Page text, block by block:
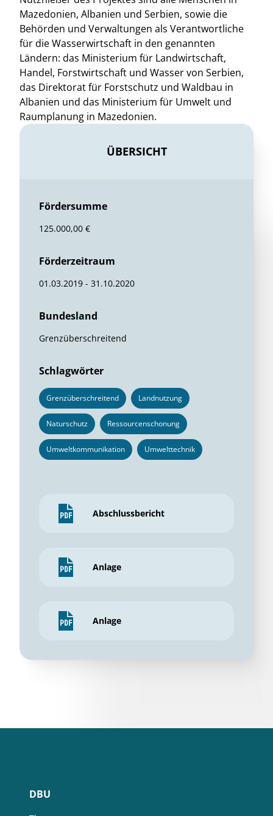
Mazedonien, Albanien und Serbien, sowie die
Behörden und Verwaltungen als Verantwortliche
für die Wasserwirtschaft in den genannten
Ländern: das Ministerium für Landwirtschaft,
Handel, Forstwirtschaft und Wasser von Serbien,
das Direktorat für Forstschutz und Waldbau in
Albanien und das Ministerium für Umwelt und
Raumplanung in Mazedonien.
ÜBERSICHT
Fördersumme
125.000,00 €
Förderzeitraum
01.03.2019 - 31.10.2020
Bundesland
Grenzüberschreitend
Schlagwörter
Grenzüberschreitend Landnutzung
Naturschutz Ressourcenschonung
Umweltkommunikation Umwelttechnik
Abschlussbericht
Anlage
Anlage
DBU